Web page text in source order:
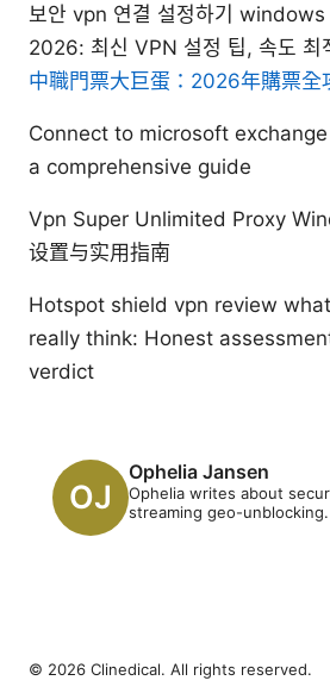
보안 vpn 연결 설정하기 windows
2026: 최신 VPN 설정 팁, 속도 최
中職門票大巨蛋：2026年購票全
Connect to microsoft
a comprehensive guide
Vpn Super Unlimited Proxy
设置与实用指南
Hotspot shield vpn review
really think: Honest
verdict
Ophelia Jansen
Ophelia writes about
streaming geo-unblocking.
© 2026 Clinedical. All rights reserved.